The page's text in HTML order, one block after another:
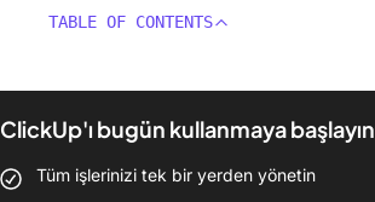
TABLE OF CONTENTS
ClickUp'ı bugün kullanmaya başlayın
Tüm işlerinizi tek bir yerden yönetin